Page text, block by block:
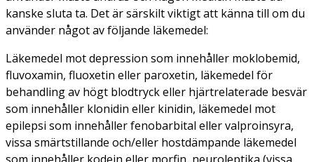
kanske sluta ta. Det är särskilt viktigt att känna till om du
använder något av följande läkemedel:
Läkemedel mot depression som innehåller moklobemid,
fluvoxamin, fluoxetin eller paroxetin, läkemedel för
behandling av högt blodtryck eller hjärtrelaterade besvär
som innehåller klonidin eller kinidin, läkemedel mot
epilepsi som innehåller fenobarbital eller valproinsyra,
vissa smärtstillande och/eller hostdämpande läkemedel